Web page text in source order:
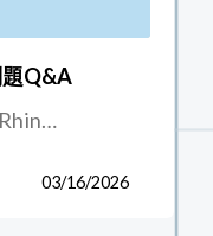
Q&A
03/16/2026